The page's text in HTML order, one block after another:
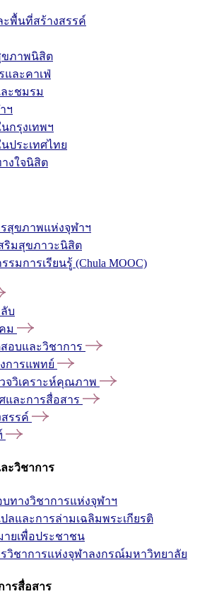
พื้นที่สร้างสรรค์
ขภาพนิสิต
และคาเฟ่
ะชมรม
ฯ
กรุงเทพฯ
ประเทศไทย
งใจนิสิต
สุขภาพแห่งจุฬาฯ
ริมสุขภาวะนิสิต
รมการเรียนรู้ (Chula MOOC)
บ
ม
อบและวิชาการ
การแพทย์
จวิเคราะห์คุณภาพ
และการสื่อสาร
รรค์
ะวิชาการ
ทางวิชาการแห่งจุฬาฯ
ลและการล่ามเฉลิมพระเกียรติ
ยเพื่อประชาชน
วิชาการแห่งจุฬาลงกรณ์มหาวิทยาลัย
ารสื่อสาร